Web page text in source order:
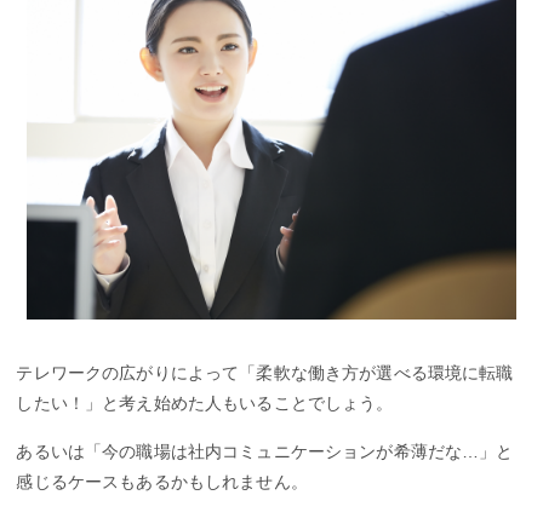
テレワークの広がりによって「柔軟な働き方が選べる環境に転職
したい！」と考え始めた人もいることでしょう。
あるいは「今の職場は社内コミュニケーションが希薄だな…」と
感じるケースもあるかもしれません。